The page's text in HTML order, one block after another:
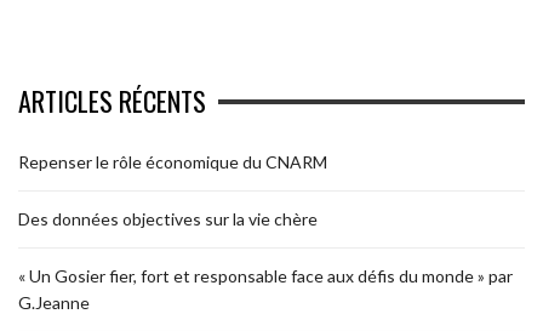
ARTICLES RÉCENTS
Repenser le rôle économique du CNARM
Des données objectives sur la vie chère
« Un Gosier fier, fort et responsable face aux défis du monde » par
G.Jeanne